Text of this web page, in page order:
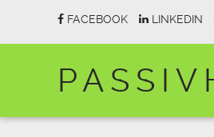
FACEBOOK LINKEDIN